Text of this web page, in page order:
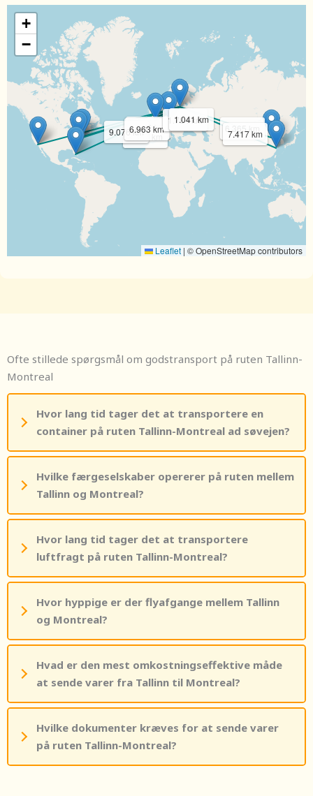
6.650 km
8.357 km
9.076 km6.963 km 7.417 km
1.784 km
1.041 km
+
−
Leaflet | © OpenStreetMap contributors
Ofte stillede spørgsmål om godstransport på ruten Tallinn-
Montreal
Hvor lang tid tager det at transportere en
container på ruten Tallinn-Montreal ad søvejen?
Hvilke færgeselskaber opererer på ruten mellem
Tallinn og Montreal?
Hvor lang tid tager det at transportere
luftfragt på ruten Tallinn-Montreal?
Hvor hyppige er der flyafgange mellem Tallinn
og Montreal?
Hvad er den mest omkostningseffektive måde
at sende varer fra Tallinn til Montreal?
Hvilke dokumenter kræves for at sende varer
på ruten Tallinn-Montreal?